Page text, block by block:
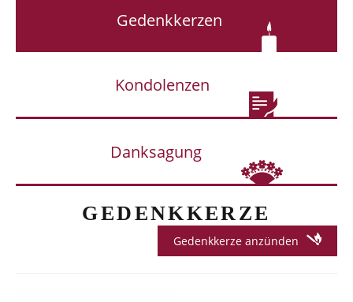
Gedenkkerzen
Kondolenzen
Danksagung
GEDENKKERZE
Gedenkkerze anzünden